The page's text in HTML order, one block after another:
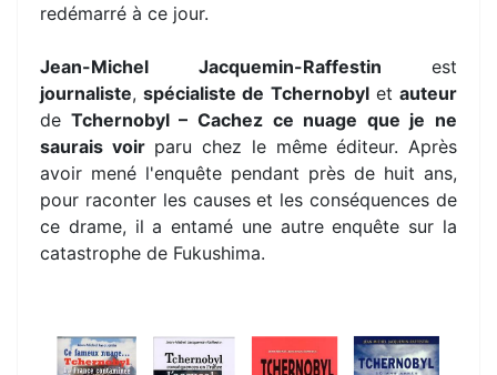
redémarré à ce jour.
Jean-Michel Jacquemin-Raffestin est
journaliste,spécialiste de Tchernobyletauteur
de Tchernobyl – Cachez ce nuage que je ne
saurais voirparu chez le même éditeur. Après
avoir mené l'enquête pendant près de huit ans,
pour raconter les causes et les conséquences de
ce drame, il a entamé une autre enquête sur la
catastrophe de Fukushima.